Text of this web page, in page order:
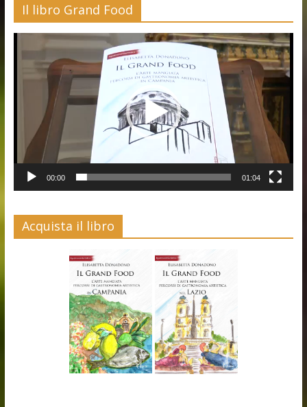
Il libro Grand Food
Player
00:00 01:04
Acquista il libro